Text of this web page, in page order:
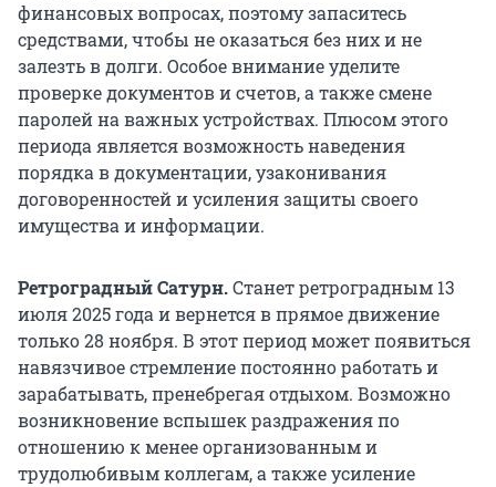
финансовых вопросах, поэтому запаситесь
средствами, чтобы не оказаться без них и не
залезть в долги. Особое внимание уделите
проверке документов и счетов, а также смене
паролей на важных устройствах. Плюсом этого
периода является возможность наведения
порядка в документации, узаконивания
договоренностей и усиления защиты своего
имущества и информации.
Ретроградный Сатурн.Станет ретроградным 13
июля 2025 года и вернется в прямое движение
только 28 ноября. В этот период может появиться
навязчивое стремление постоянно работать и
зарабатывать, пренебрегая отдыхом. Возможно
возникновение вспышек раздражения по
отношению к менее организованным и
трудолюбивым коллегам, а также усиление